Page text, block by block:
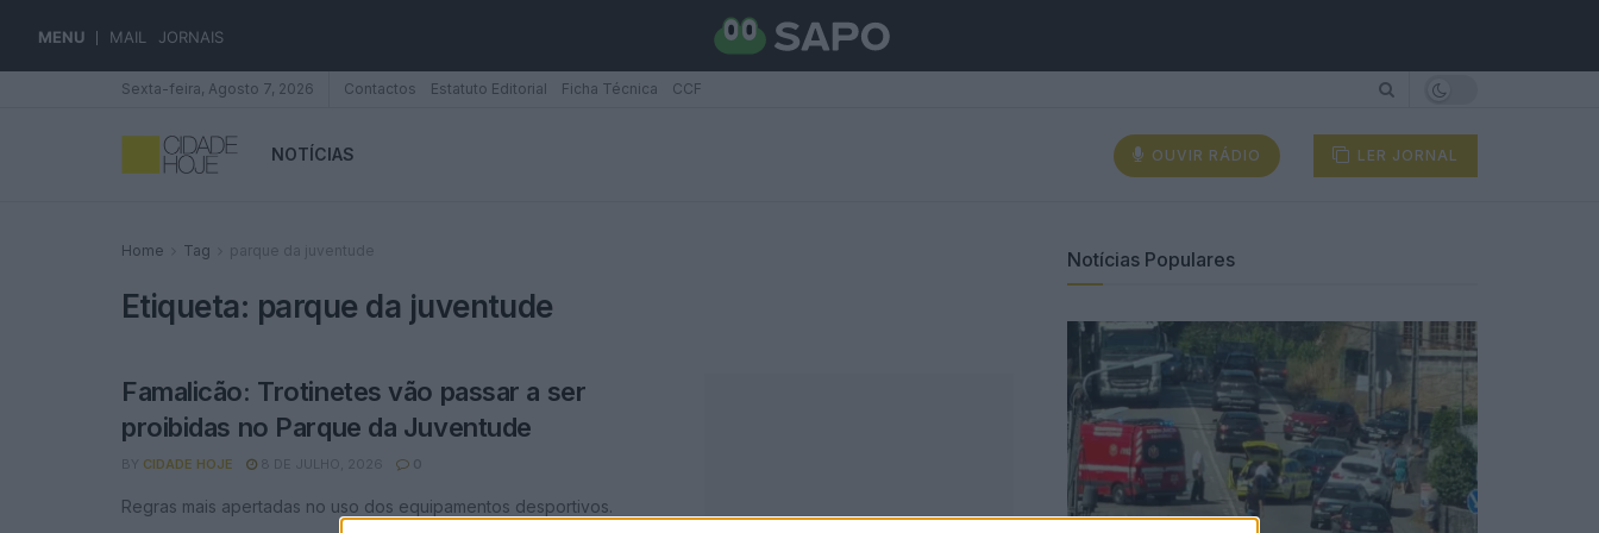
MENU MAIL JORNAIS
Sexta-feira, Agosto 7, 2026 Contactos Estatuto Editorial Ficha Técnica CCF
NOTÍCIAS OUVIR RÁDIO LER JORNAL
Home Tag parque da juventude
Etiqueta: parque da juventude
Famalicão: Trotinetes vão passar a ser
proibidas no Parque da Juventude
BY CIDADE HOJE 8 DE JULHO, 2026 0
Regras mais apertadas no uso dos equipamentos desportivos.
Notícias Populares